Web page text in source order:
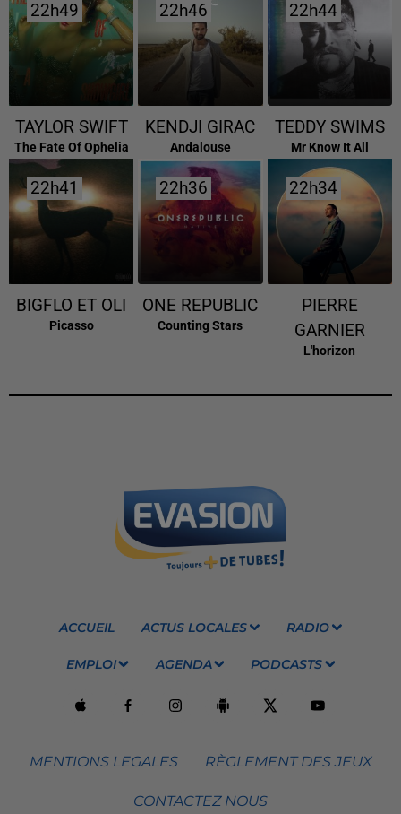
22h49
22h49
TAYLOR SWIFT
The Fate Of Ophelia
22h46
22h46
KENDJI GIRAC
Andalouse
22h44
22h44
TEDDY SWIMS
Mr Know It All
22h41
22h41
BIGFLO ET OLI
Picasso
22h36
22h36
ONE REPUBLIC
Counting Stars
22h34
22h34
PIERRE
GARNIER
L'horizon
ACCUEIL ACTUS LOCALES RADIO
EMPLOI AGENDA PODCASTS
MENTIONS LEGALES RÈGLEMENT DES JEUX
CONTACTEZ NOUS